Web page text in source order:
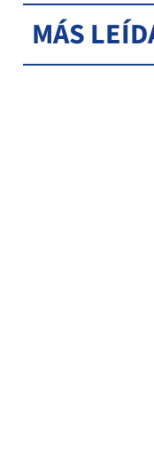
MÁS